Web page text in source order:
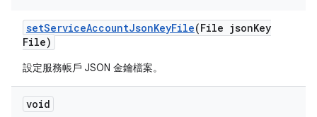
setServiceAccountJsonKeyFile(File jsonKey
File)
設定服務帳戶 JSON 金鑰檔案。
void